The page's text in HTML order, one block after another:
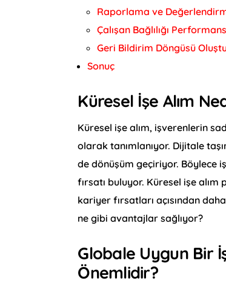
Raporlama ve
Çalışan Bağlılığı
Geri Bildirim Döngüsü
Sonuç
Küresel İşe Alım
Küresel işe alım, işverenlerin
olarak tanımlanıyor. Dijitale
de dönüşüm geçiriyor. Böylece
fırsatı buluyor. Küresel işe
kariyer fırsatları açısından
ne gibi avantajlar sağlıyor?
Globale Uygun Bir
Önemlidir?